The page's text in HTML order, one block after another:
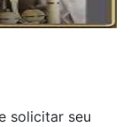
solicitar seu